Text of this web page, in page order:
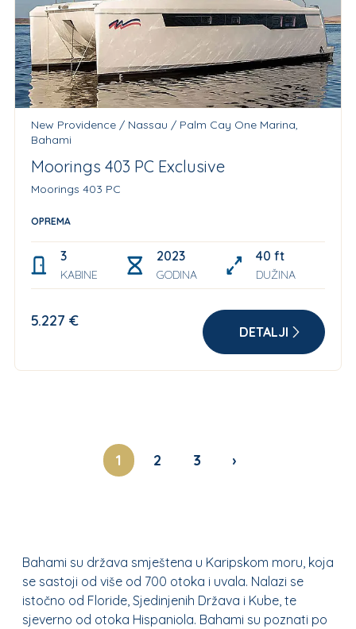
New Providence / Nassau / Palm Cay One Marina,
Bahami
Moorings 403 PC Exclusive
Moorings 403 PC
OPREMA
3
KABINE
2023
GODINA
40 ft
DUŽINA
5.227 €
DETALJI
1 2 3 ›
Bahami su država smještena u Karipskom moru, koja
se sastoji od više od 700 otoka i uvala. Nalazi se
istočno od Floride, Sjedinjenih Država i Kube, te
sjeverno od otoka Hispaniola. Bahami su poznati po